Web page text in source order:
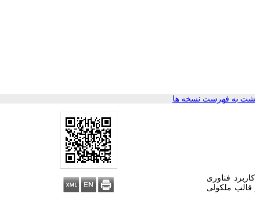
به فهرست نسخه ها
فناوری
قالب ملکولی